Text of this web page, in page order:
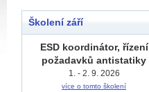
Školení září
ESD koordinátor, řízení
požadavků antistatiky
1. - 2. 9. 2026
více o tomto školení